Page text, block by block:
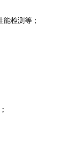
检测等；